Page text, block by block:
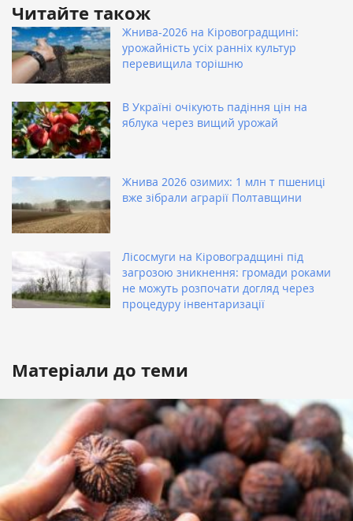
Читайте також
Жнива-2026 на Кіровоградщині:
урожайність усіх ранніх культур
перевищила торішню
В Україні очікують падіння цін на
яблука через вищий урожай
Жнива 2026 озимих: 1 млн т пшениці
вже зібрали аграрії Полтавщини
Лісосмуги на Кіровоградщині під
загрозою зникнення: громади роками
не можуть розпочати догляд через
процедуру інвентаризації
Матеріали до теми